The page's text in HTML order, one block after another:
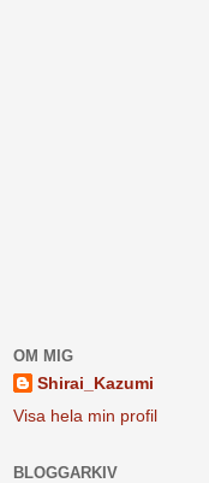
OM MIG
Shirai_Kazumi
Visa hela min profil
BLOGGARKIV